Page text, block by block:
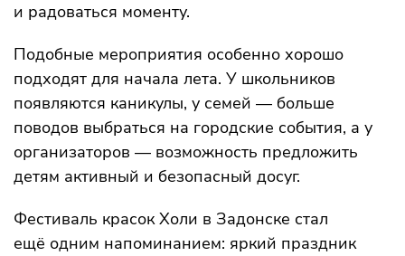
и радоваться моменту.
Подобные мероприятия особенно хорошо
подходят для начала лета. У школьников
появляются каникулы, у семей — больше
поводов выбраться на городские события, а у
организаторов — возможность предложить
детям активный и безопасный досуг.
Фестиваль красок Холи в Задонске стал
ещё одним напоминанием: яркий праздник